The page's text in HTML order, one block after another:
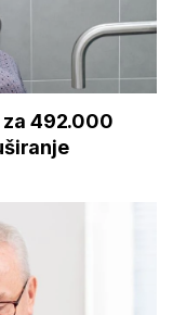
za 492.000